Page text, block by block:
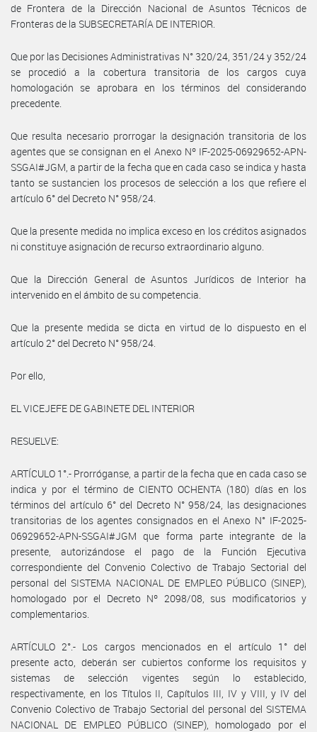
de Frontera de la Dirección Nacional de Asuntos Técnicos de
Fronteras de la SUBSECRETARÍA DE INTERIOR.
Que por las Decisiones Administrativas N° 320/24, 351/24 y 352/24
se procedió a la cobertura transitoria de los cargos cuya
homologación se aprobara en los términos del considerando
precedente.
Que resulta necesario prorrogar la designación transitoria de los
agentes que se consignan en el Anexo Nº IF-2025-06929652-APN-
SSGAI#JGM, a partir de la fecha que en cada caso se indica y hasta
tanto se sustancien los procesos de selección a los que refiere el
artículo 6° del Decreto N° 958/24.
Que la presente medida no implica exceso en los créditos asignados
ni constituye asignación de recurso extraordinario alguno.
Que la Dirección General de Asuntos Jurídicos de Interior ha
intervenido en el ámbito de su competencia.
Que la presente medida se dicta en virtud de lo dispuesto en el
artículo 2° del Decreto N° 958/24.
Por ello,
EL VICEJEFE DE GABINETE DEL INTERIOR
RESUELVE:
ARTÍCULO 1°.- Prorróganse, a partir de la fecha que en cada caso se
indica y por el término de CIENTO OCHENTA (180) días en los
términos del artículo 6° del Decreto N° 958/24, las designaciones
transitorias de los agentes consignados en el Anexo N° IF-2025-
06929652-APN-SSGAI#JGM que forma parte integrante de la
presente, autorizándose el pago de la Función Ejecutiva
correspondiente del Convenio Colectivo de Trabajo Sectorial del
personal del SISTEMA NACIONAL DE EMPLEO PÚBLICO (SINEP),
homologado por el Decreto Nº 2098/08, sus modificatorios y
complementarios.
ARTÍCULO 2°.- Los cargos mencionados en el artículo 1° del
presente acto, deberán ser cubiertos conforme los requisitos y
sistemas de selección vigentes según lo establecido,
respectivamente, en los Títulos II, Capítulos III, IV y VIII, y IV del
Convenio Colectivo de Trabajo Sectorial del personal del SISTEMA
NACIONAL DE EMPLEO PÚBLICO (SINEP), homologado por el